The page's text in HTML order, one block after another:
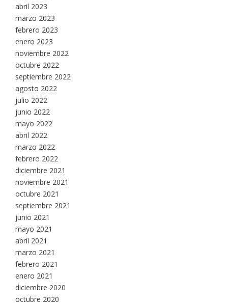
abril 2023
marzo 2023
febrero 2023
enero 2023
noviembre 2022
octubre 2022
septiembre 2022
agosto 2022
julio 2022
junio 2022
mayo 2022
abril 2022
marzo 2022
febrero 2022
diciembre 2021
noviembre 2021
octubre 2021
septiembre 2021
junio 2021
mayo 2021
abril 2021
marzo 2021
febrero 2021
enero 2021
diciembre 2020
octubre 2020